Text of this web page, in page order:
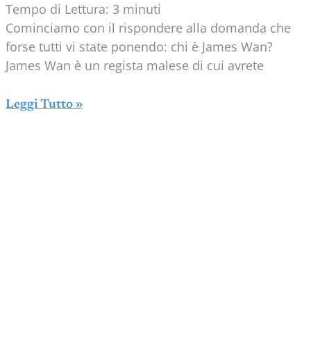
Tempo di Lettura: 3 minuti
Cominciamo con il rispondere alla domanda che
forse tutti vi state ponendo: chi è James Wan?
James Wan è un regista malese di cui avrete
Leggi Tutto »